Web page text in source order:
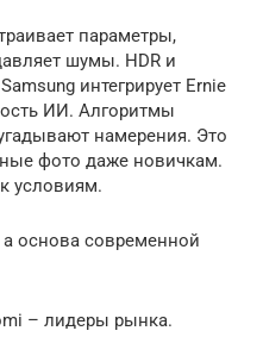
параметры,
шумы. HDR и
интегрирует Ernie
ИИ. Алгоритмы
намерения. Это
фото даже новичкам.
условиям.
основа современной
– лидеры рынка.